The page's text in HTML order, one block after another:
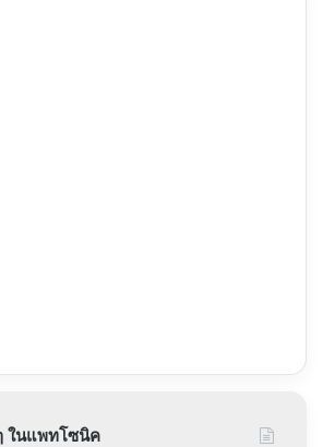
ในแพทโซนิค